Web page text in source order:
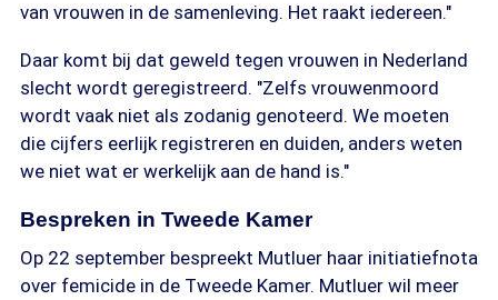
van vrouwen in de samenleving. Het raakt iedereen."
Daar komt bij dat geweld tegen vrouwen in Nederland
slecht wordt geregistreerd. "Zelfs vrouwenmoord
wordt vaak niet als zodanig genoteerd. We moeten
die cijfers eerlijk registreren en duiden, anders weten
we niet wat er werkelijk aan de hand is."
Bespreken in Tweede Kamer
Op 22 september bespreekt Mutluer haar initiatiefnota
over femicide in de Tweede Kamer. Mutluer wil meer